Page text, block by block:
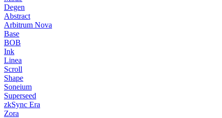
Degen
Abstract
Arbitrum Nova
Base
BOB
Ink
Linea
Scroll
Shape
Soneium
Superseed
zkSync Era
Zora